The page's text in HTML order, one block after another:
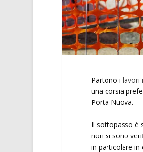
Partono i lavori
una corsia
Porta Nuova.
Il sottopasso è
non si sono
in particolare in